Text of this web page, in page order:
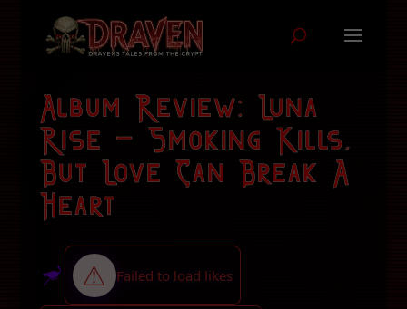
Album Review: Luna
Rise – Smoking Kills,
But Love Can Break A
Heart